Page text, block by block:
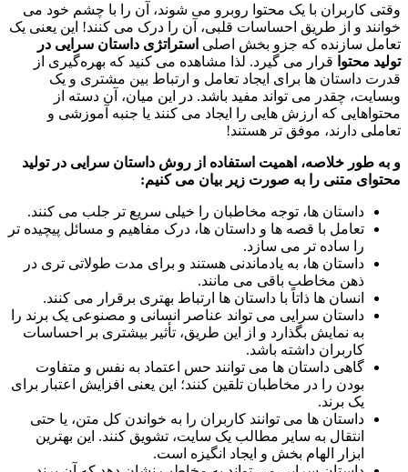
وقتی کاربران با یک محتوا روبرو می شوند، آن را با چشم خود می
خوانند و از طریق احساسات قلبی، آن را درک می کنند! این یعنی یک
تعامل سازنده که جزو بخش اصلی استراتژی داستان سرایی در
تولید محتوا قرار می گیرد. لذا مشاهده می کنید که بهره‌گیری از
قدرت داستان ها برای ایجاد تعامل و ارتباط بین مشتری و یک
وبسایت، چقدر می تواند مفید باشد. در این میان، آن دسته از
محتواهایی که ارزش هایی را ایجاد می کنند یا جنبه آموزشی و
تعاملی دارند، موفق تر هستند!
و به طور خلاصه، اهمیت استفاده از روش داستان سرایی در تولید
محتوای متنی را به صورت زیر بیان می کنیم:
داستان ها، توجه مخاطبان را خیلی سریع تر جلب می کنند.
تعامل با قصه ها و داستان ها، درک مفاهیم و مسائل پیچیده تر
را ساده تر می سازد.
داستان ها، به یادماندنی هستند و برای مدت طولاتی تری در
ذهن مخاطب باقی می مانند.
انسان ها ذاتاً با داستان ها ارتباط بهتری برقرار می کنند.
داستان سرایی می تواند عناصر انسانی و مصنوعی یک برند را
به نمایش بگذارد و از این طریق، تأثیر بیشتری بر احساسات
کاربران داشته باشد.
گاهی داستان ها می توانند حس اعتماد به نفس و متفاوت
بودن را در مخاطبان تلقین کنند؛ این یعنی افزایش اعتبار برای
یک برند.
داستان ها می توانند کاربران را به خواندن کل متن، یا حتی
انتقال به سایر مطالب یک سایت، تشویق کنند. این بهترین
ابزار الهام بخش و ایجاد انگیزه است.